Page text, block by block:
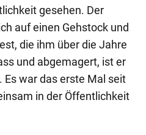
gesehen. Der
auf einen Gehstock und
die ihm über die Jahre
und abgemagert, ist er
war das erste Mal seit
in der Öffentlichkeit